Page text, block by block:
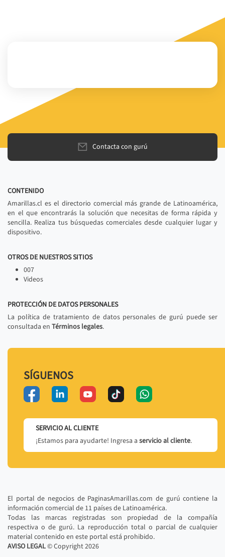
Contacta con gurú
CONTENIDO
Amarillas.cl es el directorio comercial más grande de Latinoamérica,
en el que encontrarás la solución que necesitas de forma rápida y
sencilla. Realiza tus búsquedas comerciales desde cualquier lugar y
dispositivo.
OTROS DE NUESTROS SITIOS
007
Videos
PROTECCIÓN DE DATOS PERSONALES
La política de tratamiento de datos personales de gurú puede ser
consultada en Términos legales.
SÍGUENOS
SERVICIO AL CLIENTE
¡Estamos para ayudarte! Ingresa a servicio al cliente.
El portal de negocios de PaginasAmarillas.com de gurú contiene la
información comercial de 11 países de Latinoamérica.
Todas las marcas registradas son propiedad de la compañía
respectiva o de gurú. La reproducción total o parcial de cualquier
material contenido en este portal está prohibido.
AVISO LEGAL© Copyright2026